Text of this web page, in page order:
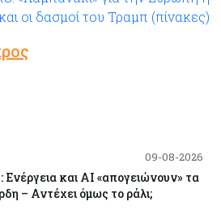
οι δασμοί του Τραμπ (πίνακες)
09-08-2026
και AI «απογειώνουν» τα
– Αντέχει όμως το ράλι;